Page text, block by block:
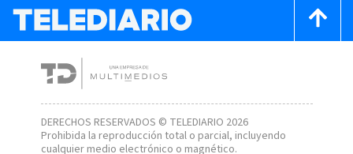
DERECHOS RESERVADOS © TELEDIARIO 2026
Prohibida la reproducción total o parcial, incluyendo
cualquier medio electrónico o magnético.